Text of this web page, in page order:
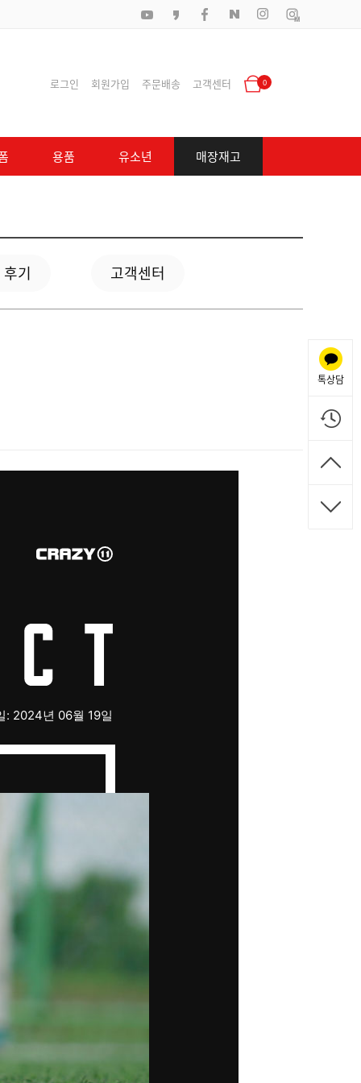
로그인 회원가입 주문배송 고객센터 0
용품 유소년 매장재고
기 고객센터
: 2024년 06월 19일
톡상담